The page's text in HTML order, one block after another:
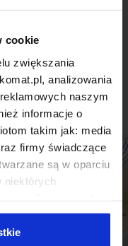
cookie
zwiększania
analizowania
naszym
informacje o
takim jak: media
firmy świadczące
są w oparciu
niektórych
i przetwarzane są
z których listą